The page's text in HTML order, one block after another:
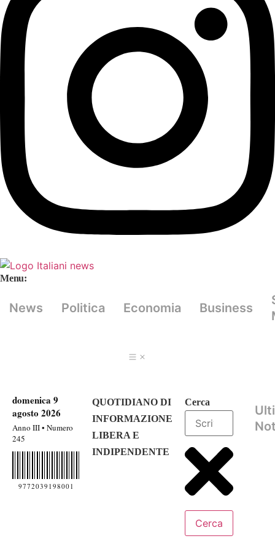
Menu:
News Politica Economia Business
domenica 9
agosto 2026
Anno III • Numero
245
9772039198001
QUOTIDIANO DI
INFORMAZIONE
LIBERA E
INDIPENDENTE
Cerca
Cerca